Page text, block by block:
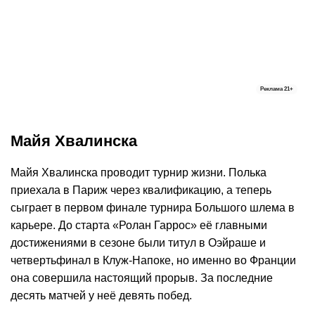
Реклама 21+
Майя Хвалинска
Майя Хвалинска проводит турнир жизни. Полька
приехала в Париж через квалификацию, а теперь
сыграет в первом финале турнира Большого шлема в
карьере. До старта «Ролан Гаррос» её главными
достижениями в сезоне были титул в Оэйраше и
четвертьфинал в Клуж-Напоке, но именно во Франции
она совершила настоящий прорыв. За последние
десять матчей у неё девять побед.